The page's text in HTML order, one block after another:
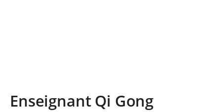
Enseignant Qi Gong